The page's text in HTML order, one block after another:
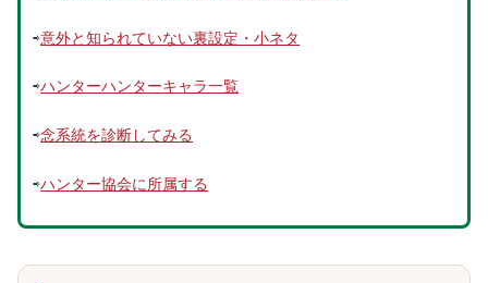
⇨意外と知られていない裏設定・小ネタ
⇨ハンターハンターキャラ一覧
⇨念系統を診断してみる
⇨ハンター協会に所属する